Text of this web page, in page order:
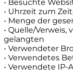
• Besuchte
• Uhrzeit zum
• Menge der
• Quelle/Verweis,
gelangten
• Verwendeter
• Verwendetes
• Verwendete